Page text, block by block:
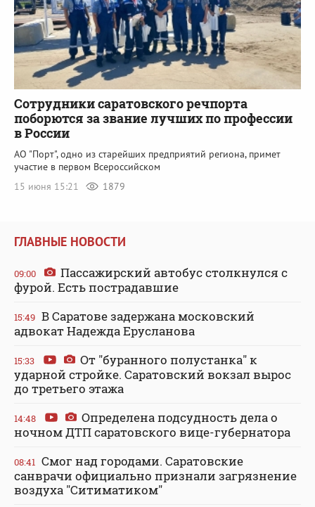
Сотрудники саратовского речпорта
поборются за звание лучших по профессии
в России
АО "Порт", одно из старейших предприятий региона, примет
участие в первом Всероссийском
15 июня 15:21
1879
ГЛАВНЫЕ НОВОСТИ
09:00
Пассажирский автобус столкнулся с
фурой. Есть пострадавшие
15:49 В Саратове задержана московский
адвокат Надежда Ерусланова
15:33
От "буранного полустанка" к
ударной стройке. Саратовский вокзал вырос
до третьего этажа
14:48
Определена подсудность дела о
ночном ДТП саратовского вице-губернатора
08:41 Смог над городами. Саратовские
санврачи официально признали загрязнение
воздуха "Ситиматиком"